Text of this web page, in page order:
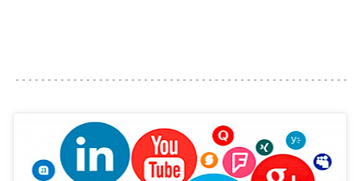
Información para keyboard_arrow_down
Futuros estudiantes
Go to english site launch